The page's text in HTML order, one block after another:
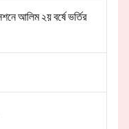
আলিম ২য় বর্ষে ভর্তির